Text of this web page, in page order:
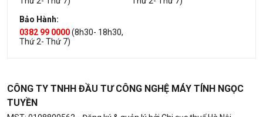
Bảo Hành:
0382 99 0000(8h30- 18h30,
Thứ 2- Thứ 7)
CÔNG TY TNHH ĐẦU TƯ CÔNG NGHỆ MÁY TÍNH NGỌC
TUYỀN